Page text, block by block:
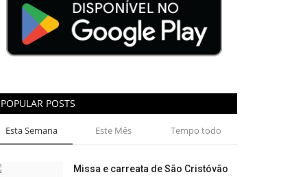
POPULAR POSTS
Esta Semana Este Mês Tempo todo
Missa e carreata de São Cristóvão